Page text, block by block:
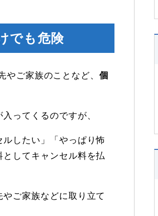
でも危険
ご家族のことなど、 個
ってくるのですが、
したい」「やっぱり怖
してキャンセル料を払
ご家族などに取り立て